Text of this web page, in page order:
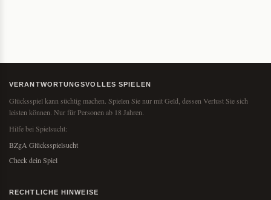
VERANTWORTUNGSVOLLES SPIELEN
Glücksspiel kann süchtig machen. Spielen Sie nur mit Geld, dessen Verlust Sie sich
leisten können. Nur für Personen ab 18 Jahren.
Hilfe bei Spielsucht:
BZgA Glücksspielsucht
Check dein Spiel
RECHTLICHE HINWEISE